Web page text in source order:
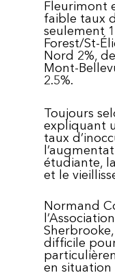
Fleurimont
faible taux
seulement
Forest/St-
Nord 2%,
Mont-
2.5%.
Toujours
expliquant
taux
étudiante,
et le
Normand
difficile
en situation